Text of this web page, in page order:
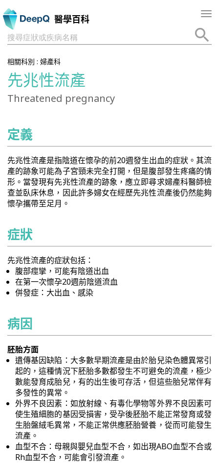
醫學百科
搜尋症狀或疾病名稱
相關科別 : 婦產科
先兆性流產
Threatened pregnancy
定義
先兆性流產是指陰道在懷孕的前20週發生出血的症狀。其流
產的跡象可能為子宮頸未完全打開，但是腹部發生疼痛的情
形。當發現有先兆性流產的跡象，應立即尋求婦產科醫師檢
查並臥床休息，因此許多婦女在經歷先兆性流產後仍然能夠
懷孕攜帶至足月。
症狀
先兆性流產的症狀包括：
腹部痙攣，可能有陰道出血
在第一次懷孕20週前陰道流血
併發症：大出血、感染
病因
胚胎方面
遺傳基因缺陷：大多數早期流產是由於胎兒染色體異常引
起的，這種情況下胚胎多數都發生不可避免的流產，極少
數能發育成胎兒，有的出生後可存活，但這些胎兒常伴有
多發性的異常。
外界不良因素：如放射線、有毒化學物等外界不良因素可
使生殖細胞的基因受損害，受孕後胚胎不能正常發育或發
生胎盤絨毛異常，不能正常供應胚胎營養，從而可能發生
流產。
血型不合：母親與嬰兒血型不合，如出現ABO血型不合或
Rh血型不合，可能會引發流產。